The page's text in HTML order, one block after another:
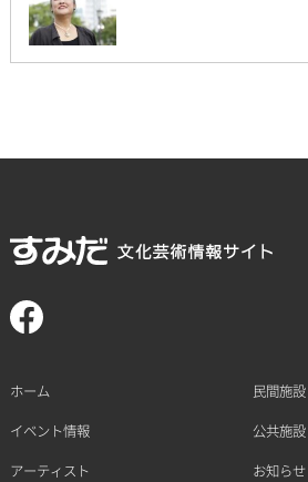
ホーム
イベント情報
アーティスト
民間施設
公共施設
お知らせ